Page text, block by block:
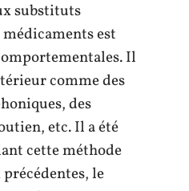
substituts
est
Il
comme des
des
etc. Il a été
cette méthode
précédentes, le